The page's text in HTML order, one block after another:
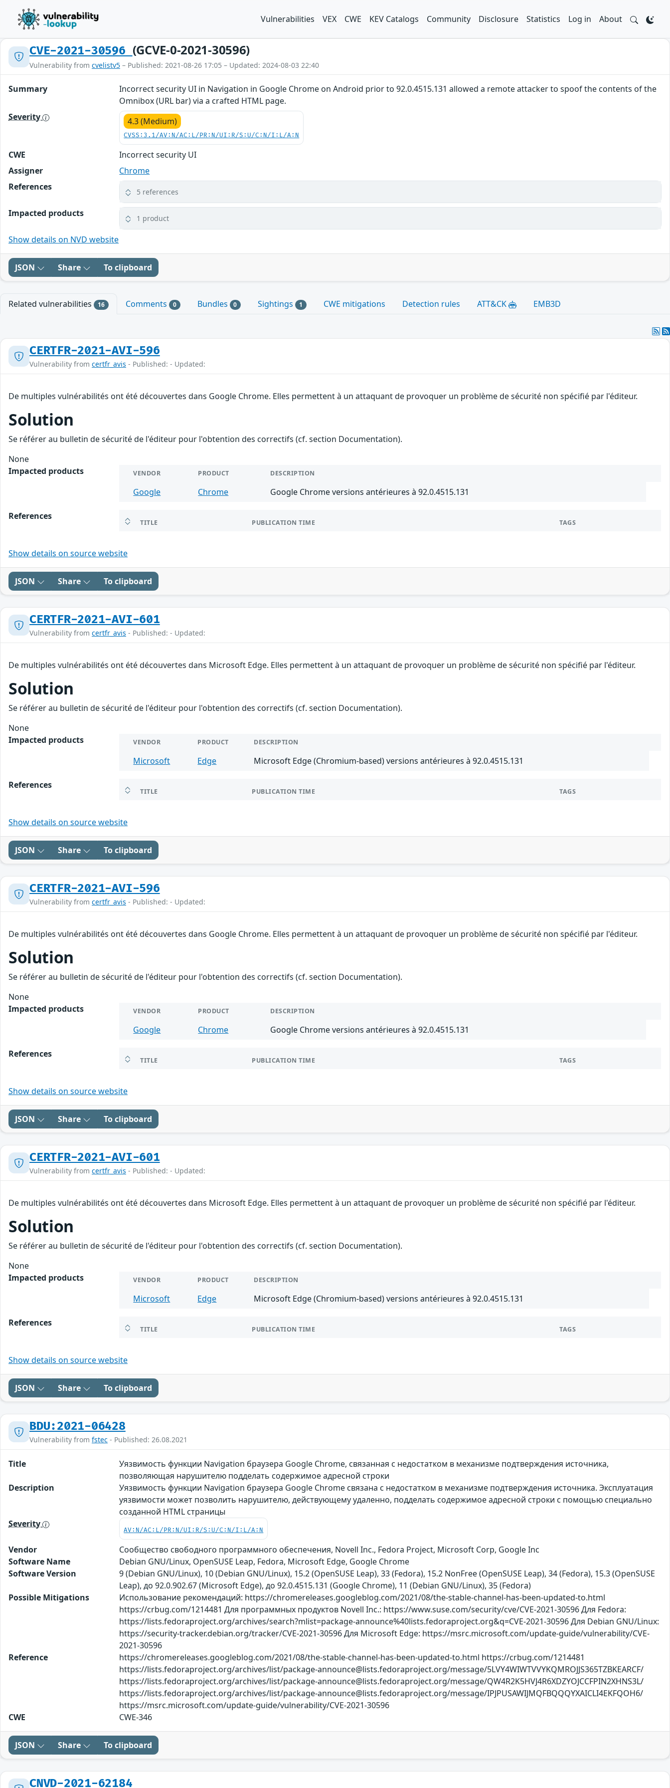
Vulnerabilities VEX CWE KEV Catalogs Community Disclosure Statistics Log in About
CVE-2021-30596 (GCVE-0-2021-30596)
Vulnerability from cvelistv5 – Published: 2021-08-26 17:05 – Updated: 2024-08-03 22:40
Summary
Incorrect security UI in Navigation in Google Chrome on Android prior to 92.0.4515.131 allowed a remote attacker to spoof the contents of the
Omnibox (URL bar) via a crafted HTML page.
Severity
4.3 (Medium)
CVSS:3.1/AV:N/AC:L/PR:N/UI:R/S:U/C:N/I:L/A:N
CWE
Incorrect security UI
Assigner
Chrome
References
5 references
Impacted products 1 product
Show details on NVD website
JSON Share To clipboard
Related vulnerabilities 16 Comments 0 Bundles 0 Sightings 1 CWE mitigations Detection rules ATT&CK EMB3D
CERTFR-2021-AVI-596
Vulnerability from certfr_avis - Published: - Updated:
De multiples vulnérabilités ont été découvertes dans Google Chrome. Elles permettent à un attaquant de provoquer un problème de sécurité non spécifié par l'éditeur.
Solution
Se référer au bulletin de sécurité de l'éditeur pour l'obtention des correctifs (cf. section Documentation).
None
Impacted products
VENDOR PRODUCT DESCRIPTION
Google Chrome Google Chrome versions antérieures à 92.0.4515.131
References
TITLE PUBLICATION TIME TAGS
Show details on source website
JSON Share To clipboard
CERTFR-2021-AVI-601
Vulnerability from certfr_avis - Published: - Updated:
De multiples vulnérabilités ont été découvertes dans Microsoft Edge. Elles permettent à un attaquant de provoquer un problème de sécurité non spécifié par l'éditeur.
Solution
Se référer au bulletin de sécurité de l'éditeur pour l'obtention des correctifs (cf. section Documentation).
None
Impacted products
VENDOR PRODUCT DESCRIPTION
Microsoft Edge Microsoft Edge (Chromium-based) versions antérieures à 92.0.4515.131
References
TITLE PUBLICATION TIME TAGS
Show details on source website
JSON Share To clipboard
CERTFR-2021-AVI-596
Vulnerability from certfr_avis - Published: - Updated:
De multiples vulnérabilités ont été découvertes dans Google Chrome. Elles permettent à un attaquant de provoquer un problème de sécurité non spécifié par l'éditeur.
Solution
Se référer au bulletin de sécurité de l'éditeur pour l'obtention des correctifs (cf. section Documentation).
None
Impacted products
VENDOR PRODUCT DESCRIPTION
Google Chrome Google Chrome versions antérieures à 92.0.4515.131
References
TITLE PUBLICATION TIME TAGS
Show details on source website
JSON Share To clipboard
CERTFR-2021-AVI-601
Vulnerability from certfr_avis - Published: - Updated:
De multiples vulnérabilités ont été découvertes dans Microsoft Edge. Elles permettent à un attaquant de provoquer un problème de sécurité non spécifié par l'éditeur.
Solution
Se référer au bulletin de sécurité de l'éditeur pour l'obtention des correctifs (cf. section Documentation).
None
Impacted products
VENDOR PRODUCT DESCRIPTION
Microsoft Edge Microsoft Edge (Chromium-based) versions antérieures à 92.0.4515.131
References
TITLE PUBLICATION TIME TAGS
Show details on source website
JSON Share To clipboard
BDU:2021-06428
Vulnerability from fstec - Published: 26.08.2021
Title
Уязвимость функции Navigation браузера Google Chrome, связанная с недостатком в механизме подтверждения источника,
позволяющая нарушителю подделать содержимое адресной строки
Description
Уязвимость функции Navigation браузера Google Chrome связана с недостатком в механизме подтверждения источника. Эксплуатация
уязвимости может позволить нарушителю, действующему удаленно, подделать содержимое адресной строки с помощью специально
созданной HTML страницы
Severity
AV:N/AC:L/PR:N/UI:R/S:U/C:N/I:L/A:N
Vendor
Сообщество свободного программного обеспечения, Novell Inc., Fedora Project, Microsoft Corp, Google Inc
Software Name
Debian GNU/Linux, OpenSUSE Leap, Fedora, Microsoft Edge, Google Chrome
Software Version
9 (Debian GNU/Linux), 10 (Debian GNU/Linux), 15.2 (OpenSUSE Leap), 33 (Fedora), 15.2 NonFree (OpenSUSE Leap), 34 (Fedora), 15.3 (OpenSUSE
Leap), до 92.0.902.67 (Microsoft Edge), до 92.0.4515.131 (Google Chrome), 11 (Debian GNU/Linux), 35 (Fedora)
Possible Mitigations
Использование рекомендаций: https://chromereleases.googleblog.com/2021/08/the-stable-channel-has-been-updated-to.html
https://crbug.com/1214481 Для программных продуктов Novell Inc.: https://www.suse.com/security/cve/CVE-2021-30596 Для Fedora:
https://lists.fedoraproject.org/archives/search?mlist=package-announce%40lists.fedoraproject.org&q=CVE-2021-30596 Для Debian GNU/Linux:
https://security-tracker.debian.org/tracker/CVE-2021-30596 Для Microsoft Edge: https://msrc.microsoft.com/update-guide/vulnerability/CVE-
2021-30596
Reference
https://chromereleases.googleblog.com/2021/08/the-stable-channel-has-been-updated-to.html https://crbug.com/1214481
https://lists.fedoraproject.org/archives/list/package-announce@lists.fedoraproject.org/message/5LVY4WIWTVVYKQMROJJS365TZBKEARCF/
https://lists.fedoraproject.org/archives/list/package-announce@lists.fedoraproject.org/message/QW4R2K5HVJ4R6XDZYOJCCFPIN2XHNS3L/
https://lists.fedoraproject.org/archives/list/package-announce@lists.fedoraproject.org/message/IPJPUSAWIJMQFBQQQYXAICLI4EKFQOH6/
https://msrc.microsoft.com/update-guide/vulnerability/CVE-2021-30596
CWE
CWE-346
JSON Share To clipboard
CNVD-2021-62184